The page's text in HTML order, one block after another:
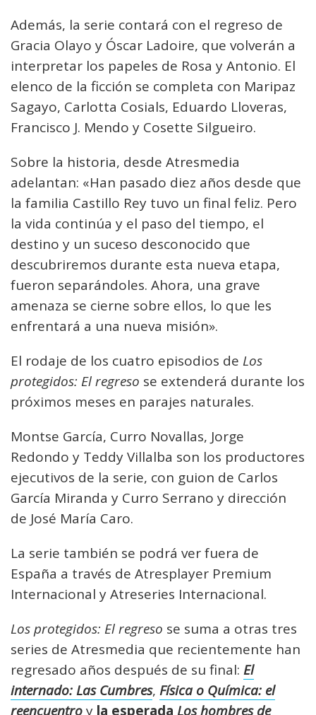
Además, la serie contará con el regreso de
Gracia Olayo y Óscar Ladoire, que volverán a
interpretar los papeles de Rosa y Antonio. El
elenco de la ficción se completa con Maripaz
Sagayo, Carlotta Cosials, Eduardo Lloveras,
Francisco J. Mendo y Cosette Silgueiro.
Sobre la historia, desde Atresmedia
adelantan: «Han pasado diez años desde que
la familia Castillo Rey tuvo un final feliz. Pero
la vida continúa y el paso del tiempo, el
destino y un suceso desconocido que
descubriremos durante esta nueva etapa,
fueron separándoles. Ahora, una grave
amenaza se cierne sobre ellos, lo que les
enfrentará a una nueva misión».
El rodaje de los cuatro episodios de Los
protegidos: El regreso se extenderá durante los
próximos meses en parajes naturales.
Montse García, Curro Novallas, Jorge
Redondo y Teddy Villalba son los productores
ejecutivos de la serie, con guion de Carlos
García Miranda y Curro Serrano y dirección
de José María Caro.
La serie también se podrá ver fuera de
España a través de Atresplayer Premium
Internacional y Atreseries Internacional.
Los protegidos: El regreso se suma a otras tres
series de Atresmedia que recientemente han
regresado años después de su final: El
internado: Las Cumbres, Física o Química: el
reencuentroy la esperada Los hombres de